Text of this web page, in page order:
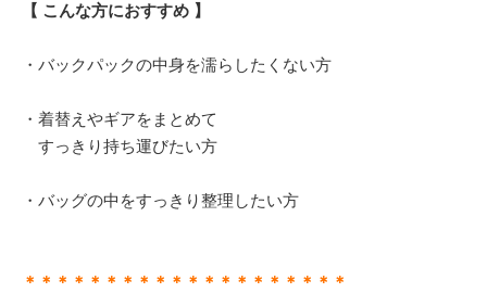
【 こんな方におすすめ 】
・バックパックの中身を濡らしたくない方
・着替えやギアをまとめて
すっきり持ち運びたい方
・バッグの中をすっきり整理したい方
＊＊＊＊＊＊＊＊＊＊＊＊＊＊＊＊＊＊＊＊